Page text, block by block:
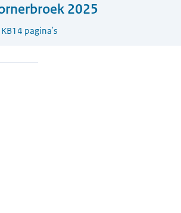
2025
14 pagina's